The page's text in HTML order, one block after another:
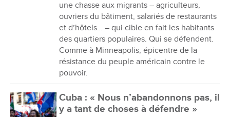
une chasse aux migrants – agriculteurs,
ouvriers du bâtiment, salariés de restaurants
et d’hôtels… – qui cible en fait les habitants
des quartiers populaires. Qui se défendent.
Comme à Minneapolis, épicentre de la
résistance du peuple américain contre le
pouvoir.
Cuba : « Nous n’abandonnons pas, il
y a tant de choses à défendre »